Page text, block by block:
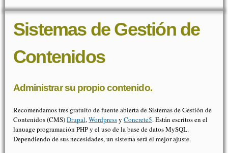
Sistemas de Gestión de
Contenidos
Administrar su propio contenido.
Recomendamos tres gratuito de fuente abierta de Sistemas de Gestión de
Contenidos (CMS)Drupal, Wordpressy Concrete5. Están escritos en el
lanuage programación PHP y el uso de la base de datos MySQL.
Dependiendo de sus necesidades, un sistema será el mejor ajuste.